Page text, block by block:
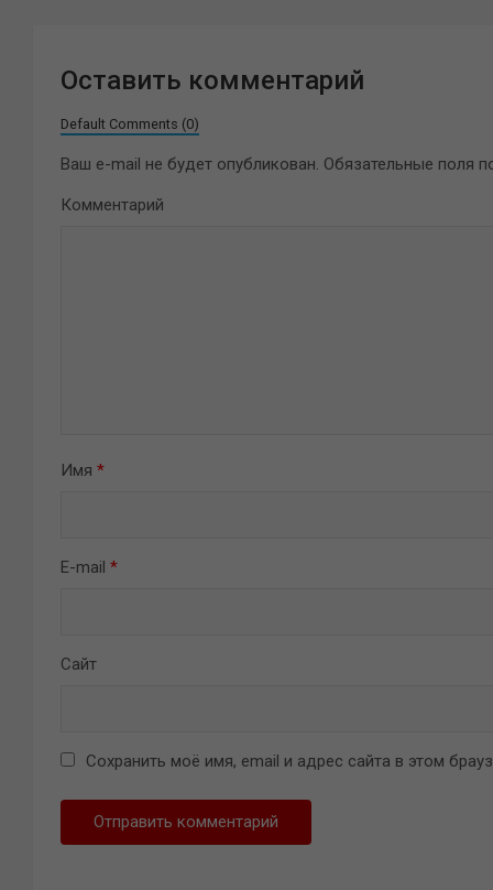
Оставить комментарий
Default Comments (0)
Ваш e-mail не будет опубликован. Обязательные поля
Комментарий
Имя *
E-mail *
Сайт
Сохранить моё имя, email и адрес сайта в этом